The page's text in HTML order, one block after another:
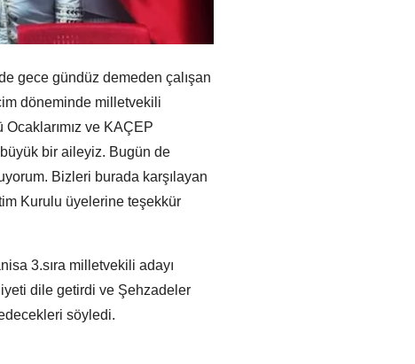
gece gündüz demeden çalışan
döneminde milletvekili
ve KAÇEP
bir aileyiz. Bugün de
Bizleri burada karşılayan
Kurulu üyelerine teşekkür
3.sıra milletvekili adayı
dile getirdi ve Şehzadeler
söyledi.